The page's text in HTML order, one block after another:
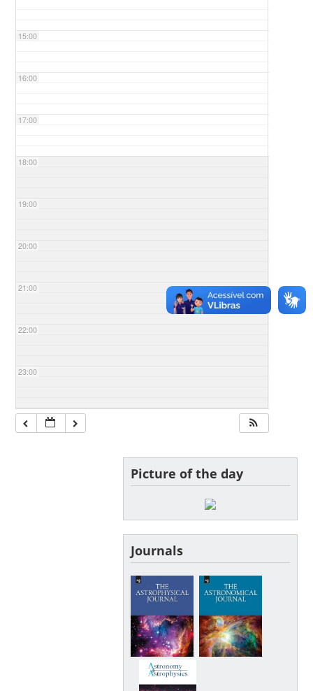
15:00
16:00
17:00
18:00
19:00
20:00
21:00
22:00
23:00
Picture of the day
Journals